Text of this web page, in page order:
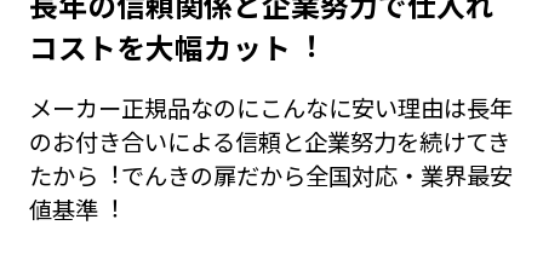
コストを⼤幅カット︕
メーカー正規品なのにこんなに安い理由は⻑年
のお付き合いによる信頼と企業努⼒を続けてき
たから︕でんきの扉だから全国対応・業界最安
値基準︕